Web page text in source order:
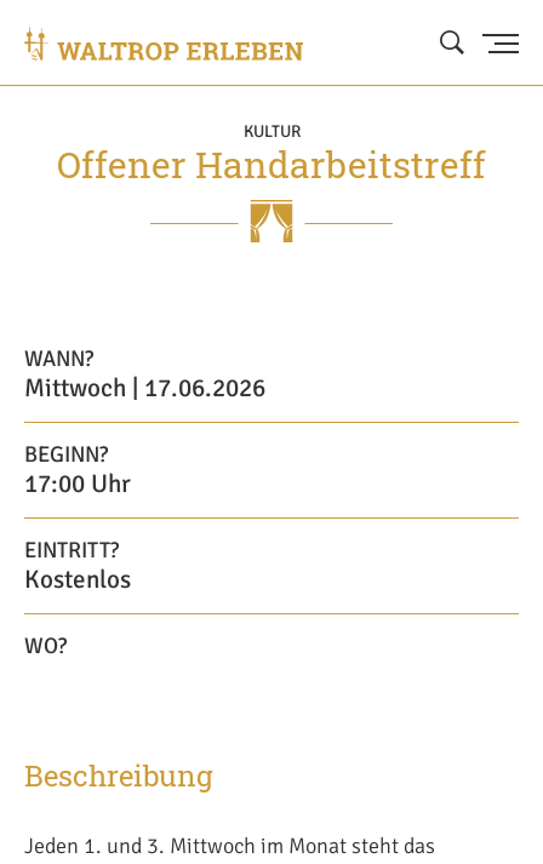
KULTUR
Offener Handarbeitstreff
WANN?
Mittwoch | 17.06.2026
BEGINN?
17:00 Uhr
EINTRITT?
Kostenlos
WO?
Beschreibung
Jeden 1. und 3. Mittwoch im Monat steht das